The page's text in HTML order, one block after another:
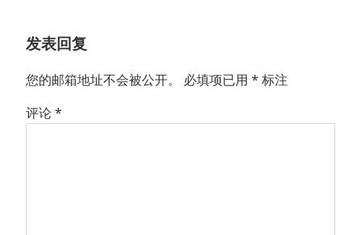
发表回复
您的邮箱地址不会被公开。 必填项已用 * 标注
评论*